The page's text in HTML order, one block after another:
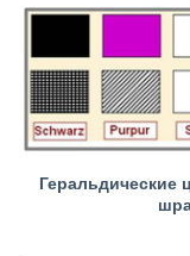
Геральдические